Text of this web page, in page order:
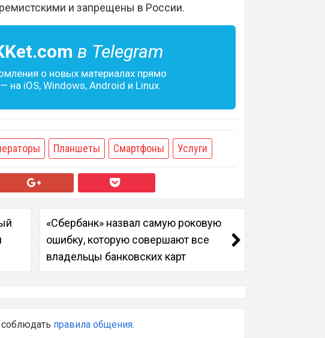
и запрещены в России.
в Telegram
о новых материалах прямо
на iOS, Windows, Android и Linux.
Планшеты Смартфоны Услуги
«Сбербанк» назвал самую роковую
ошибку, которую совершают все
владельцы банковских карт
правила общения.